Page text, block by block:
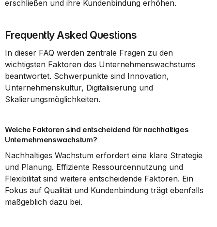
erschließen und ihre Kundenbindung erhöhen.
Frequently Asked Questions
In dieser FAQ werden zentrale Fragen zu den
wichtigsten Faktoren des Unternehmenswachstums
beantwortet. Schwerpunkte sind Innovation,
Unternehmenskultur, Digitalisierung und
Skalierungsmöglichkeiten.
Welche Faktoren sind entscheidend für nachhaltiges
Unternehmenswachstum?
Nachhaltiges Wachstum erfordert eine klare Strategie
und Planung. Effiziente Ressourcennutzung und
Flexibilität sind weitere entscheidende Faktoren. Ein
Fokus auf Qualität und Kundenbindung trägt ebenfalls
maßgeblich dazu bei.